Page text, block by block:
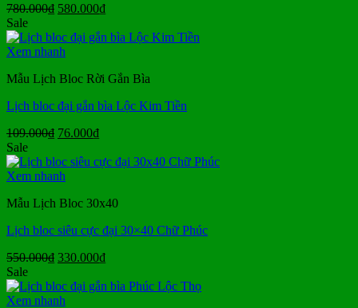
780.000₫ Giá
là:
780.000₫.
580.000₫Giá
tại
Sale
Xem nhanh
Mẫu Lịch Bloc Rời Gắn Bìa
Lịch bloc đại gắn bìa Lộc Kim Tiền
109.000₫ Giá
là:
109.000₫.
76.000₫Giá
tại
Sale
Xem nhanh
Mẫu Lịch Bloc 30x40
Lịch bloc siêu cực đại 30×40 Chữ Phúc
550.000₫ Giá
là:
550.000₫.
330.000₫Giá
tại
Sale
Xem nhanh